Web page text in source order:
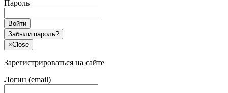
Пароль
Войти
Забыли пароль?
×Close
Зарегистрироваться на сайте
Логин (email)